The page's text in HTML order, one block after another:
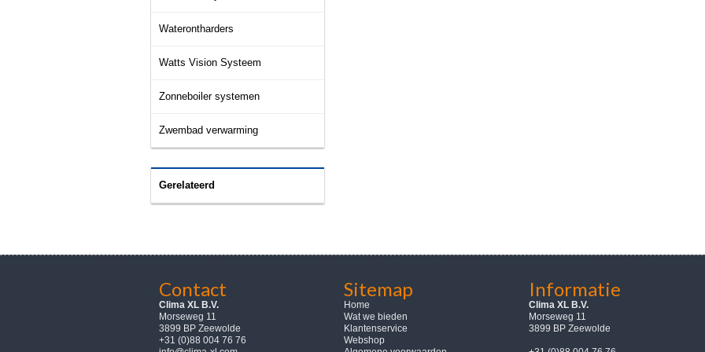
Waterontharders
Watts Vision Systeem
Zonneboiler systemen
Zwembad verwarming
Gerelateerd
Contact
Clima XL B.V.
Morseweg 11
3899 BP Zeewolde
+31 (0)88 004 76 76
Sitemap
Home
Wat we bieden
Klantenservice
Webshop
Informatie
Clima XL B.V.
Morseweg 11
3899 BP Zeewolde